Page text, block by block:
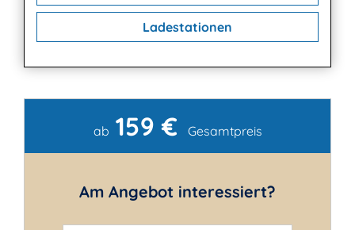
Ladestationen
Kontakt
ab 159 € Gesamtpreis
Am Angebot interessiert?